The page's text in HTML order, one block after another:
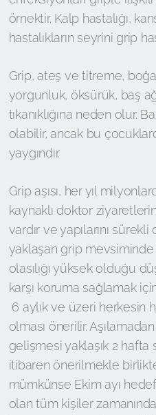
örnektir. Kalp hastalığı,
hastalıkların seyrini grip
Grip, ateş ve titreme, boğaz
yorgunluk, öksürük, baş
tıkanıklığına neden olur.
olabilir, ancak bu
yaygındır.
Grip aşısı, her yıl
kaynaklı doktor
vardır ve yapılarını
yaklaşan grip
olasılığı yüksek olduğu
karşı koruma sağlamak
6 aylık ve üzeri herkesin
olması önerilir.
gelişmesi yaklaşık 2 hafta
itibaren önerilmekle
mümkünse Ekim ayı
olan tüm kişiler